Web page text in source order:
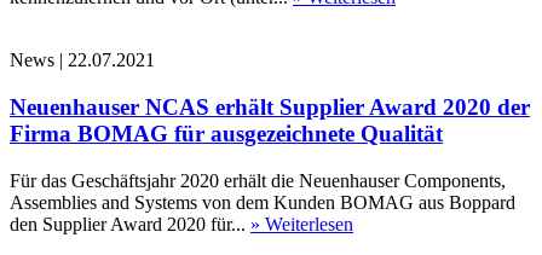
News | 22.07.2021
Neuenhauser NCAS erhält Supplier Award 2020 der
Firma BOMAG für ausgezeichnete Qualität
Für das Geschäftsjahr 2020 erhält die Neuenhauser Components,
Assemblies and Systems von dem Kunden BOMAG aus Boppard
den Supplier Award 2020 für... » Weiterlesen